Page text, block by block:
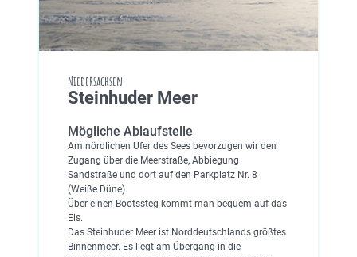
Niedersachsen
Steinhuder Meer
Mögliche Ablaufstelle
Am nördlichen Ufer des Sees bevorzugen wir den
Zugang über die Meerstraße, Abbiegung
Sandstraße und dort auf den Parkplatz Nr. 8
(Weiße Düne).
Über einen Bootssteg kommt man bequem auf das
Eis.
Das Steinhuder Meer ist Norddeutschlands größtes
Binnenmeer. Es liegt am Übergang in die